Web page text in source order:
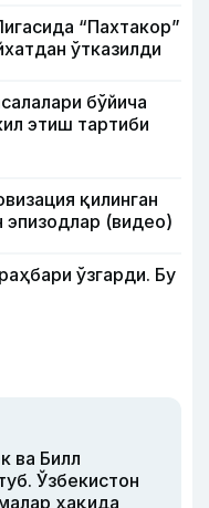
“Пахтакор”
ўтказилди
бўйича
этиш тартиби
қилинган
эпизодлар (видео)
ўзгарди. Бу
ва Билл
Ўзбекистон
ҳақида